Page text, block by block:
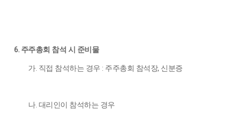
6. 주주총회 참석 시 준비물
가. 직접 참석하는 경우 : 주주총회 참석장, 신분증
나. 대리인이 참석하는 경우